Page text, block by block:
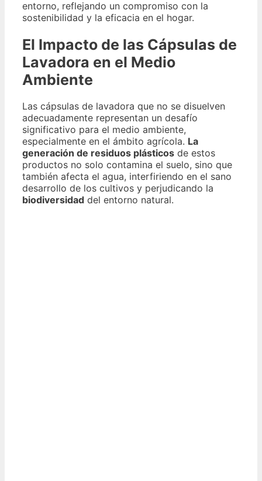
entorno, reflejando un compromiso con la
sostenibilidad y la eficacia en el hogar.
El Impacto de las Cápsulas de
Lavadora en el Medio
Ambiente
Las cápsulas de lavadora que no se disuelven
adecuadamente representan un desafío
significativo para el medio ambiente,
especialmente en el ámbito agrícola. La
generación de residuos plásticos de estos
productos no solo contamina el suelo, sino que
también afecta el agua, interfiriendo en el sano
desarrollo de los cultivos y perjudicando la
biodiversidad del entorno natural.